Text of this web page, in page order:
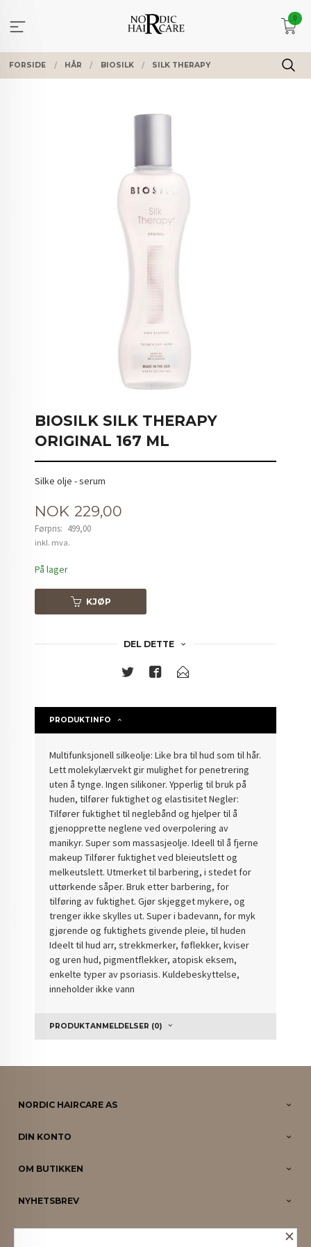
innholdet
0
FORSIDE HÅR BIOSILK SILK THERAPY
BIOSILK SILK THERAPY
ORIGINAL 167 ML
Silke olje - serum
Tilbud
NOK 229,00
Førpris: 499,00
Rabatt
inkl. mva.
På lager
KJØP
DEL DETTE
PRODUKTINFO
Multifunksjonell silkeolje: Like bra til hud som til hår.
Lett molekylærvekt gir mulighet for penetrering
uten å tynge. Ingen silikoner. Ypperlig til bruk på
huden, tilfører fuktighet og elastisitet Negler:
Tilfører fuktighet til neglebånd og hjelper til å
gjenopprette neglene ved overpolering av
manikyr. Super som massasjeolje. Ideell til å fjerne
makeup Tilfører fuktighet ved bleieutslett og
melkeutslett. Utmerket til barbering, i stedet for
uttørkende såper. Bruk etter barbering, for
tilføring av fuktighet. Gjør skjegget mykere, og
trenger ikke skylles ut. Super i badevann, for myk
gjørende og fuktighets givende pleie, til huden
Ideelt til hud arr, strekkmerker, føflekker, kviser
og uren hud, pigmentflekker, atopisk eksem,
enkelte typer av psoriasis. Kuldebeskyttelse,
inneholder ikke vann
PRODUKTANMELDELSER (0)
NORDIC HAIRCARE AS
DIN KONTO
OM BUTIKKEN
NYHETSBREV
PARTNERE ×